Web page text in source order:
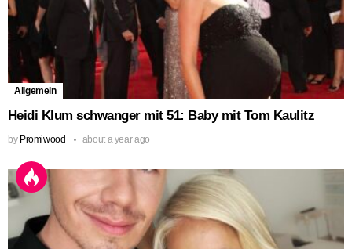
Allgemein
Heidi Klum schwanger mit 51: Baby mit Tom Kaulitz
by Promiwood about a year ago